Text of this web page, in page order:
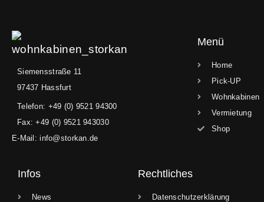
Siemensstraße 11
97437 Hassfurt
Telefon: +49 (0) 9521 94300
Fax: +49 (0) 9521 943030
E-Mail: info@storkan.de
Menü
Home
Pick-UP
Wohnkabinen
Vermietung
Shop
Infos
News
Rechtliches
Datenschutzerklärung